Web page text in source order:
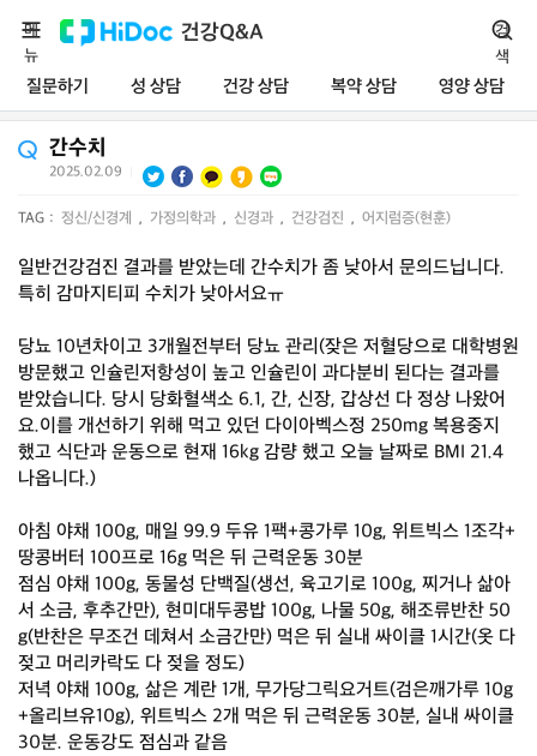
건강Q&A
질문하기 성 상담 건강 상담 복약 상담 영양 상담
메
뉴
검
색
간수치
2025.02.09
TAG : 정신/신경계 , 가정의학과 , 신경과 , 건강검진 , 어지럼증(현훈)
일반건강검진 결과를 받았는데 간수치가 좀 낮아서 문의드닙니다.
특히 감마지티피 수치가 낮아서요ㅠ
당뇨 10년차이고 3개월전부터 당뇨 관리(잦은 저혈당으로 대학병원
방문했고 인슐린저항성이 높고 인슐린이 과다분비 된다는 결과를
받았습니다. 당시 당화혈색소 6.1, 간, 신장, 갑상선 다 정상 나왔어
요.이를 개선하기 위해 먹고 있던 다이아벡스정 250mg 복용중지
했고 식단과 운동으로 현재 16kg 감량 했고 오늘 날짜로 BMI 21.4
나옵니다.)
아침 야채 100g, 매일 99.9 두유 1팩+콩가루 10g, 위트빅스 1조각+
땅콩버터 100프로 16g 먹은 뒤 근력운동 30분
점심 야채 100g, 동물성 단백질(생선, 육고기로 100g, 찌거나 삶아
서 소금, 후추간만), 현미대두콩밥 100g, 나물 50g, 해조류반찬 50
g(반찬은 무조건 데쳐서 소금간만) 먹은 뒤 실내 싸이클 1시간(옷 다
젖고 머리카락도 다 젖을 정도)
저녁 야채 100g, 삶은 계란 1개, 무가당그릭요거트(검은깨가루 10g
+올리브유10g), 위트빅스 2개 먹은 뒤 근력운동 30분, 실내 싸이클
30분. 운동강도 점심과 같음